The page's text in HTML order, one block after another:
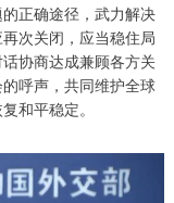
正确途径，武力解决
次关闭，应当稳住局
协商达成兼顾各方关
呼声，共同维护全球
和平稳定。